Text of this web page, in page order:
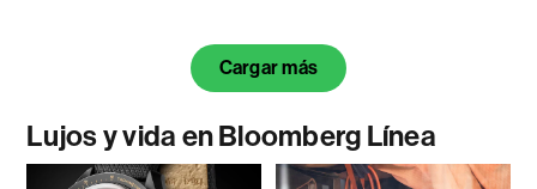
Cargar más
Lujos y vida en Bloomberg Línea